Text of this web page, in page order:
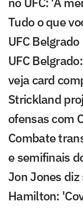
Tudo o que
UFC Belgrado
UFC
veja card
Strickland
ofensas com
Combate
e semifinais
Jon Jones
Hamilton: